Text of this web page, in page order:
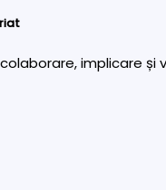
implicare și